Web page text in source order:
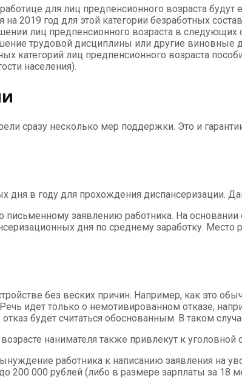
для лиц предпенсионного возраста
2019 год для этой категории безработных
лиц предпенсионного возраста в следующих
трудовой дисциплины или другие виновные
категорий лиц предпенсионного возраста
населения).
сразу несколько мер поддержки. Это и
в году для прохождения диспансеризации.
заявлению работника. На
дня по среднему заработку.
без веских причин. Например, как это
идет только о немотивированном отказе,
будет считаться обоснованным. В таком
нанимателя также привлекут к уголовной
работника к написанию заявления на
200 000 рублей (либо в размере зарплаты за 18